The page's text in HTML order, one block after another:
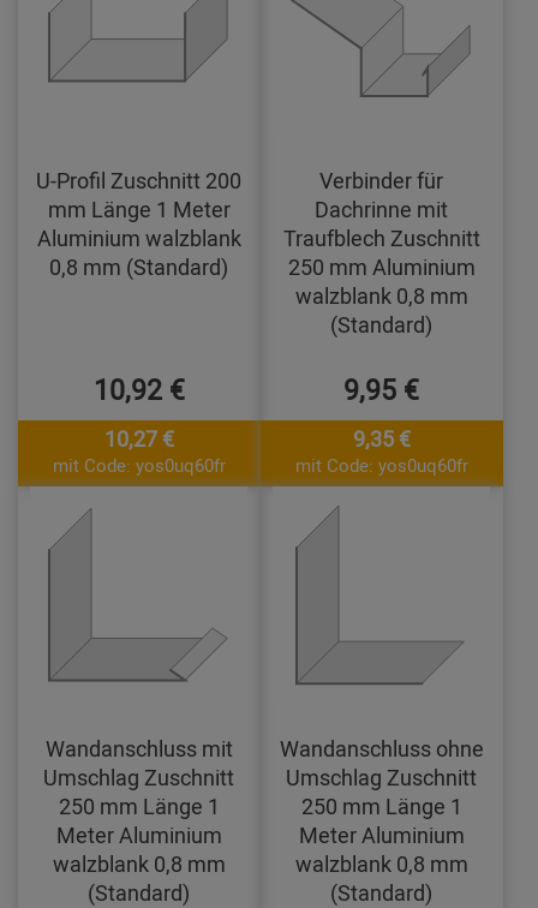
U-Profil Zuschnitt 200
mm Länge 1 Meter
Aluminium walzblank
0,8 mm (Standard)
10,92 €
10,27 €
mit Code: yos0uq60fr
Verbinder für
Dachrinne mit
Traufblech Zuschnitt
250 mm Aluminium
walzblank 0,8 mm
(Standard)
9,95 €
9,35 €
mit Code: yos0uq60fr
Wandanschluss mit
Umschlag Zuschnitt
250 mm Länge 1
Meter Aluminium
walzblank 0,8 mm
(Standard)
Wandanschluss ohne
Umschlag Zuschnitt
250 mm Länge 1
Meter Aluminium
walzblank 0,8 mm
(Standard)